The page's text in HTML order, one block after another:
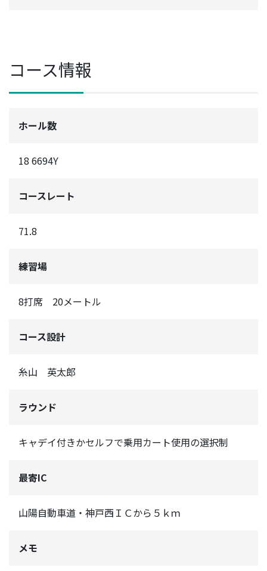
コース情報
ホール数
18 6694Y
コースレート
71.8
練習場
8打席 20メートル
コース設計
糸山 英太郎
ラウンド
キャデイ付きかセルフで乗用カート使用の選択制
最寄IC
山陽自動車道・神戸西ＩＣから５ｋｍ
メモ